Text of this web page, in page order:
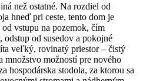
než ostatné. Na rozdiel od
hneď pri ceste, tento dom je
vstupu na pozemok, čím
od susedov a pokojné
veľký, rovinatý priestor – čistý
množstvo možností pre nového
hospodárska stodola, za ktorou sa